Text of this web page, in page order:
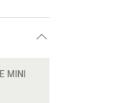
MINI